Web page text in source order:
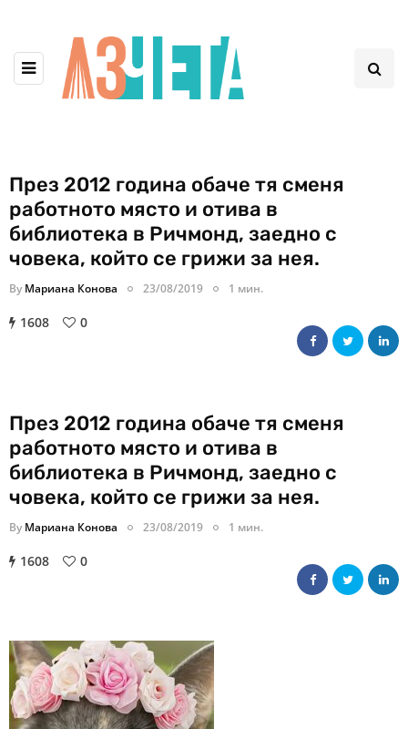
През 2012 година обаче тя сменя
работното място и отива в
библиотека в Ричмонд, заедно с
човека, който се грижи за нея.
By Мариана Конова 23/08/2019 1 мин.
1608 0
През 2012 година обаче тя сменя
работното място и отива в
библиотека в Ричмонд, заедно с
човека, който се грижи за нея.
By Мариана Конова 23/08/2019 1 мин.
1608 0